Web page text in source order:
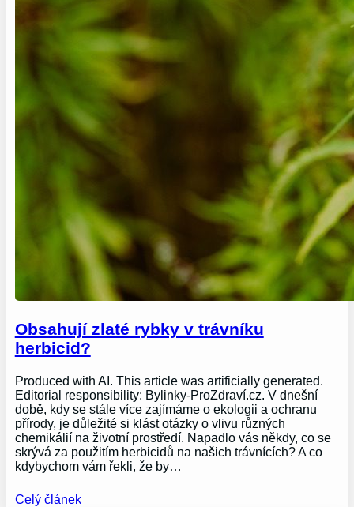
Obsahují zlaté rybky v trávníku
herbicid?
Produced with AI. This article was artificially generated.
Editorial responsibility: Bylinky-ProZdraví.cz. V dnešní
době, kdy se stále více zajímáme o ekologii a ochranu
přírody, je důležité si klást otázky o vlivu různých
chemikálií na životní prostředí. Napadlo vás někdy, co se
skrývá za použitím herbicidů na našich trávnících? A co
kdybychom vám řekli, že by…
Celý článek